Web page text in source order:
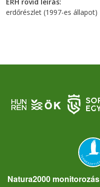
erdőrészlet (1997-es állapot)
Natura2000 monitorozás